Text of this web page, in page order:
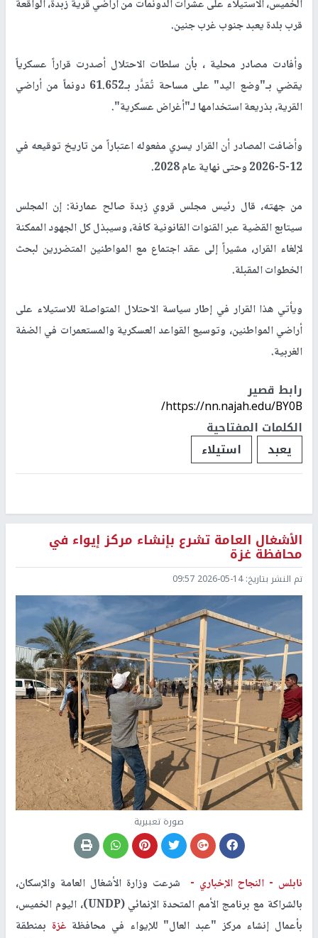
الخميس، الاستيلاء على عشرات الدونمات من أراضي قرية زبدة، الواقعة
قرب بلدة يعبد جنوب غرب جنين.
وأفادت مصادر محلية ، بأن سلطات الاحتلال أصدرت قراراً عسكرياً
يقضي بـ"وضع اليد" على مساحة تُقدَّر بـ61.652 دونماً من أراضي
القرية، بذريعة استخدامها لـ"أغراض عسكرية".
وأضافت المصادر أن القرار يسري مفعوله اعتباراً من تاريخ توقيعه في
12-5-2026 وحتى نهاية عام 2028.
من جهته، قال رئيس مجلس قروي زبدة صالح عمارنة: إن المجلس
سيتابع القضية عبر القنوات القانونية كافة، وسيبذل كل الجهود الممكنة
لإلغاء القرار، مشيراً إلى عقد اجتماع مع المواطنين المتضررين لبحث
الخطوات المقبلة.
ويأتي هذا القرار في إطار سياسة الاحتلال المتواصلة للاستيلاء على
أراضي المواطنين، وتوسيع القواعد العسكرية والمستعمرات في الضفة
الغربية.
رابط قصير
https://nn.najah.edu/BY0B/
الكلمات المفتاحية
يعبد
استيلاء
الأشغال العامة تشرع بإنشاء مركز إيواء في
محافظة غزة
تم النشر بتاريخ:2026-05-14 09:57
صورة تعبيرية
نابلس - النجاح الإخباري -
شرعت وزارة الأشغال العامة والإسكان،
بالشراكة مع برنامج الأمم المتحدة الإنمائي (UNDP)، اليوم الخميس،
بأعمال إنشاء مركز "عبد العال" للإيواء في محافظة غزة بمنطقة